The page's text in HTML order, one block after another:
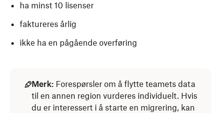
ha minst 10 lisenser
faktureres årlig
ikke ha en pågående overføring
Merk: Forespørsler om å flytte teamets data
til en annen region vurderes individuelt. Hvis
du er interessert i å starte en migrering, kan